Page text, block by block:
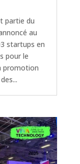
partie du
au
startups en
pour le
promotion